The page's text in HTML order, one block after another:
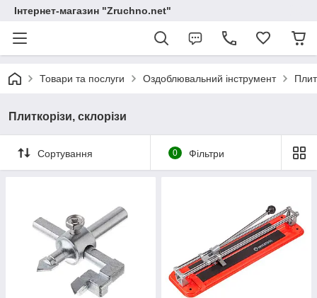
Інтернет-магазин "Zruchno.net"
Товари та послуги Оздоблювальний інструмент
Плиткорізи, склорізи
Сортування 0 Фільтри